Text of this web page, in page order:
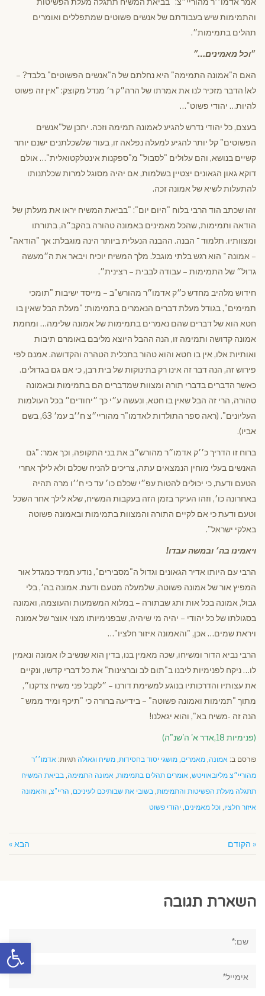
פתח
והתמימות שיש בעבודתם של אנשים פשוטים שמתפללים ואומרים
תהלים בתמימות״.
״וכל מאמינים…״
האם ה"אמונה התמימה" היא נחלתם של ה"אנשים הפשוטים" בלבד? –
לא! הדבר מזכיר לנו את אמרתו של הרה״ק ר׳ מנדל מקוצק: "אין זה פשוט
להיות… יהודי פשוט"…
בעצם, כל יהודי נדרש להגיע לאמונה תמימה וזכה. יתכן של"אנשים
הפשוטים" קל יותר להגיע למעלה נפלאה זו, בעוד שלשכלתנים ישנם יותר
קשיים בנושא, והם עלולים "לסבול" מ"ספקנות אינטלקטואלית"… אולם
דוקא גאון הגאונים יצטיין בשלמות, אם יהיה מסוגל למרות שכלתנותו
להתעלות לשיא של אמונה זכה.
זהו שכתב הוד הרבי בלוח "היום יום": "בביאת המשיח יראו את מעלתן של
הודאה ותמימות, שהכל מאמינים באמונה טהורה בהקב״ה, בתורתו
ומצוותיו. תלמוד ־ הבנה. ההבנה הנעלית ביותר הינה מוגבלת: אך "הודאה"
– אמונה ־ הוא רגש בלתי מוגבל. מלך המשיח יוכיח ויבאר את ה״מעשה
גדול״ של התמימות – עבודה לבבית – רצינית״.
חידוש מלהיב מחדש כ״ק אדמו״ר מהורש"ב – מייסד ישיבות "תומכי
תמימים", בגודל מעלת דברים הנאמרים בתמימות: "מעלת הבל שאין בו
חטא הוא של דברים שהם נאמרים בתמימות של אמונה שלימה… ומחמת
אמונה קדושה ותמימה זו, הנה ההבל היוצא מליבם באומרם תיבות
ואותיות אלו, אין בו חטא והוא טהור בתכלית הטהרה והקדושה. אמנם לפי
פירוש זה, הנה דבר זה אינו רק בתינוקות של בית רבן, כי אם גם בגדולים.
כאשר הדברים בדברי תורה ומצוות שמדברים הם בתמימות ובאמונה
טהורה, הרי זה הבל שאין בו חטא, ונעשה ע״י כך ״יחודים״ בכל העולמות
העליונים". (ראה ספר התולדות לאדמו"ר מהוריי״צ ח׳׳ב עמ׳ 63, בשם
אביו).
ברוח זו הדריך כ׳׳ק אדמו״ר מהורש״ב את בני התקופה, וכך אמר: "גם
האנשים בעלי מוחין הנמצאים עתה, צריכים להניח שכלם ולא לילך אחרי
הטעם ודעת, כי יכולים להטות עפ״י שכלם כו׳ עד כי ח׳׳ו מרה תהיה
באחרונה כו׳, וזהו העיקר בזמן הזה בעקבות המשיח, שלא לילך אחר השכל
וטעם ודעת כי אם לקיים התורה והמצוות בתמימות ובאמונה פשוטה
באלקי ישראל".
ויאמינו בה׳ ובמשה עבדו!
הרבי עם היותו אדיר הגאונים וגדול ה"מסבירים", נודע תמיד כמגדל אור
המפיץ אור של אמונה פשוטה, שלמעלה מטעם ודעת. אמונה בה׳, בלי
גבול, אמונה בכל אות ותג שבתורה – במלוא המשמעות והעוצמה, ואמונה
בסגולתו של כל יהודי – יהיה מי שיהיה, שבפנימיותו מצוי אוצר של אמונה
ויראת שמים… אכן, "והאמונה איזור חלציו"…
הרבי נביא הדור ומשיחו, שכה מאמין בנו, בדין הוא שנשיב לו אמונה ונאמין
לו… ניקח לפנימיות ליבנו ב"תום לב וברצינות" את כל דברי קדשו, ונקיים
את עצותיו והדרכותיו בנוגע למשימת דורנו – ״לקבל פני משיח צדקנו״,
מתוך "תמימות ואמונה פשוטה" – בידיעה ברורה כי "תיכף ומיד ממש ־
הנה זה -משיח בא", והוא יגאלנו!
(פנימיות 18,אדר א' ה'שנ"ה)
פורסם ב: אמונה, מאמרים, מושגי יסוד בחסידות, משיח וגאולה תגיות: אדמו׳׳ר
מהוריי״צ מליובאוויטש, אומרים תהלים בתמימות, אמונה התמימה, בביאת המשיח
תתגלה מעלת הפשיטות והתמימות, בשובי את שבותיכם לעיניכם, הריי"צ, והאמונה
איזור חלציו, וכל מאמינים, יהודי פשוט
« הקודם הבא »
השארת תגובה